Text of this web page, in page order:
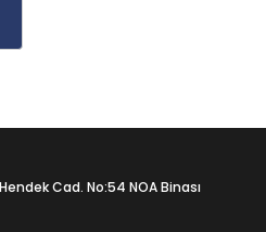
Cad. No:54 NOA Binası